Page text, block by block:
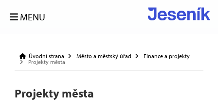
MENU
Úvodní strana Město a městský úřad
Finance a projekty
Projekty města
Projekty města